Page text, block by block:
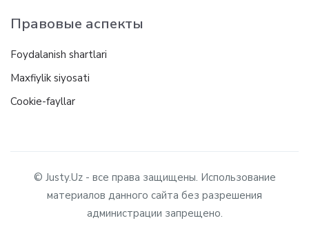
Правовые аспекты
Foydalanish shartlari
Maxfiylik siyosati
Cookie-fayllar
© Justy.Uz - все права защищены. Использование
материалов данного сайта без разрешения
администрации запрещено.